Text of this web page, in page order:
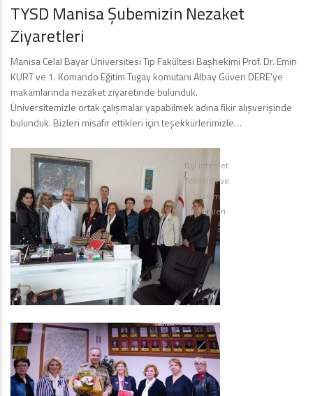
TYSD Manisa Şubemizin Nezaket
Ziyaretleri
Manisa Celal Bayar Üniversitesi Tıp Fakültesi Başhekimi Prof. Dr. Emin
KURT ve 1. Komando Eğitim Tugay komutanı Albay Güven DERE’ye
makamlarında nezaket ziyaretinde bulunduk.
Üniversitemizle ortak çalışmalar yapabilmek adına fikir alışverişinde
bulunduk. Bizleri misafir ettikleri için teşekkürlerimizle…
Diji İnternet
Teknoloji ve
Yazılım
Çözümleri